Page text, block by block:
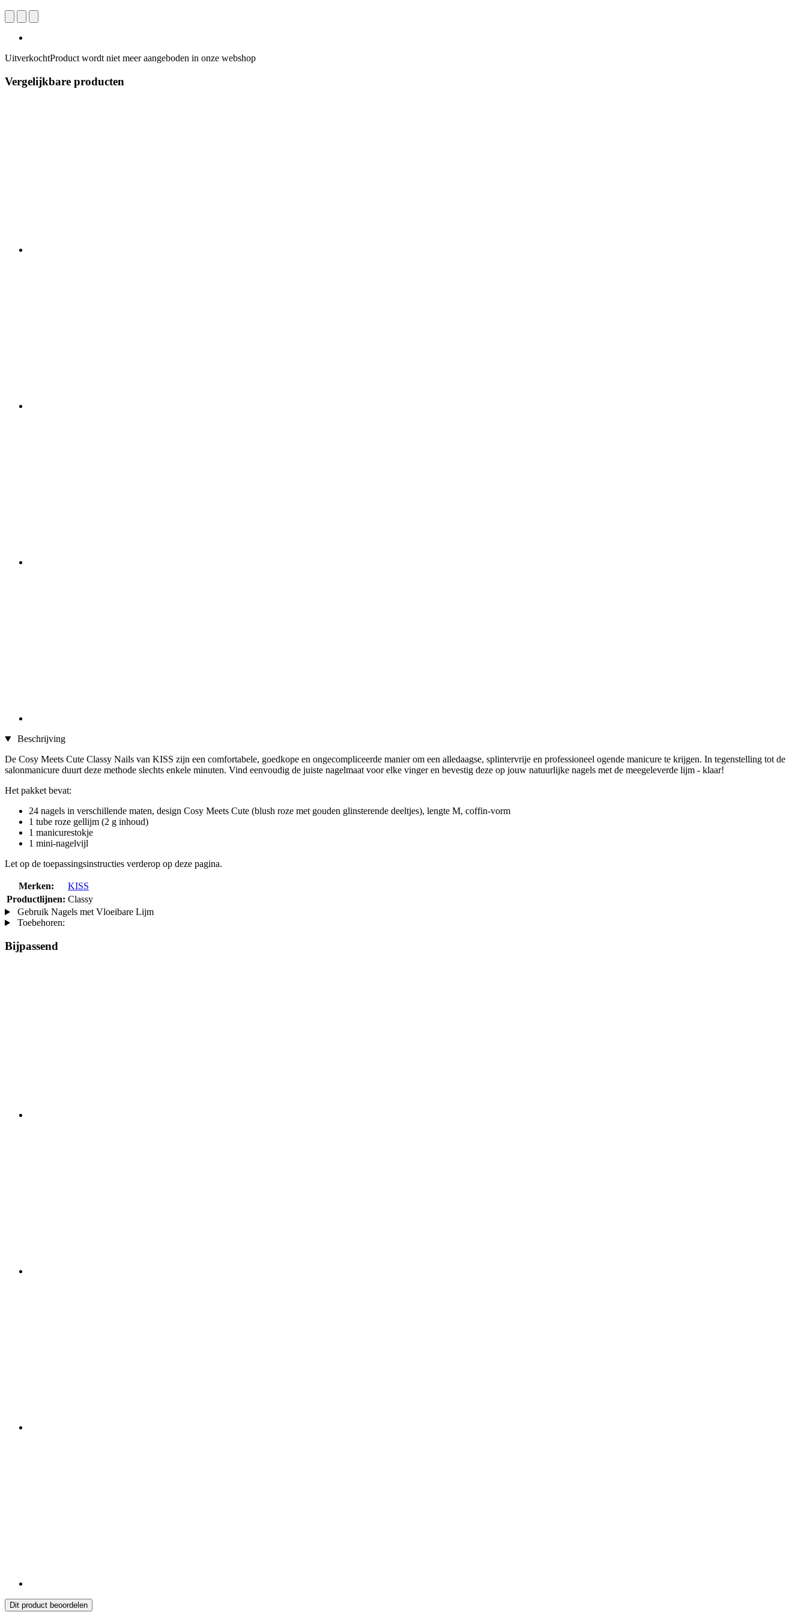
UitverkochtProduct wordt niet meer aangeboden in onze webshop
Vergelijkbare producten
Beschrijving
De Cosy Meets Cute Classy Nails van KISS zijn een comfortabele, goedkope en ongecompliceerde manier om een alledaagse, splintervrije en professioneel ogende manicure te krijgen. In tegenstelling tot de
salonmanicure duurt deze methode slechts enkele minuten. Vind eenvoudig de juiste nagelmaat voor elke vinger en bevestig deze op jouw natuurlijke nagels met de meegeleverde lijm - klaar!
Het pakket bevat:
24 nagels in verschillende maten, design Cosy Meets Cute (blush roze met gouden glinsterende deeltjes), lengte M, coffin-vorm
1 tube roze gellijm (2 g inhoud)
1 manicurestokje
1 mini-nagelvijl
Let op de toepassingsinstructies verderop op deze pagina.
Merken:
KISS
Productlijnen: Classy
Gebruik Nagels met Vloeibare Lijm
Toebehoren:
Bijpassend
Dit product beoordelen